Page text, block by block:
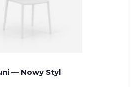
— Nowy Styl